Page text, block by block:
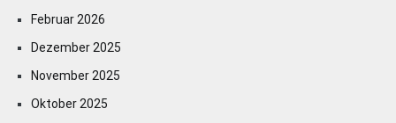
Februar 2026
Dezember 2025
November 2025
Oktober 2025